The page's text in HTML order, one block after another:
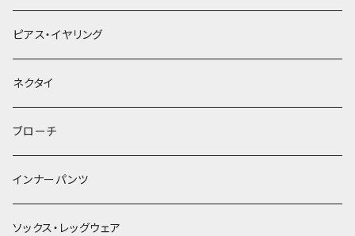
ヘアクリップ
ヘッドドレス・カチューシャ
ヘアゴム
簪
ピアス・イヤリング
ネクタイ
ブローチ
インナーパンツ
ソックス・レッグウェア